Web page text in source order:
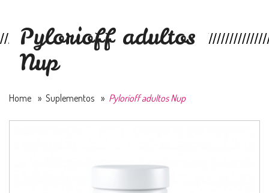
Pylorioff adultos
Nup
Home » Suplementos » Pylorioff adultos Nup